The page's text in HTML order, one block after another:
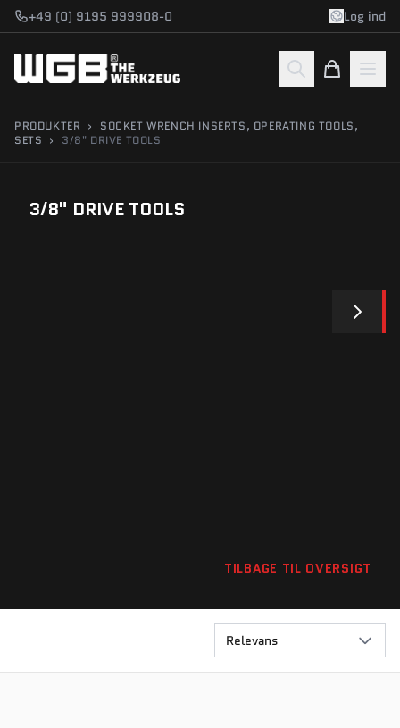
Gå til indhold
+49 (0) 9195 999908-0 Log ind
PRODUKTER ›
SOCKET WRENCH INSERTS, OPERATING TOOLS,
SETS › 3/8" DRIVE TOOLS
3/8" DRIVE TOOLS
TILBAGE TIL OVERSIGT
Relevans